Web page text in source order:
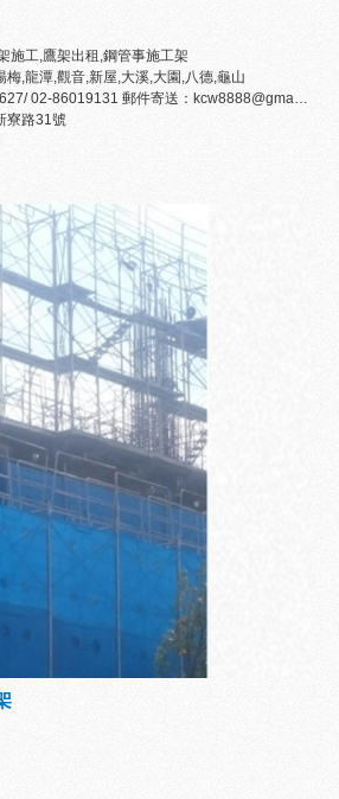
施工,鷹架出租,鋼管事施工架
梅,龍潭,觀音,新屋,大溪,大園,八德,龜山
02-86019131 郵件寄送：kcw8888@gmail.com
寮路31號